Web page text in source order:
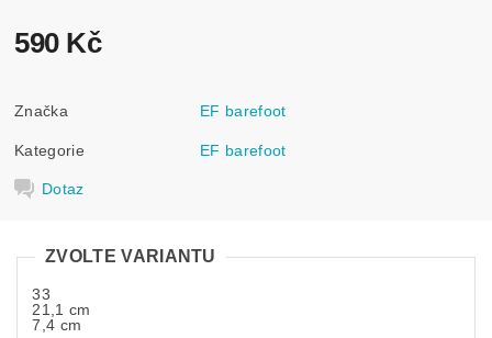
590 Kč
Značka EF barefoot
Kategorie EF barefoot
Dotaz
ZVOLTE VARIANTU
33
21,1 cm
7,4 cm